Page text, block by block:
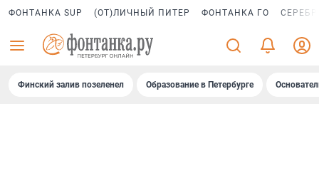
ФОНТАНКА SUP (ОТ)ЛИЧНЫЙ ПИТЕР ФОНТАНКА ГО
Финский залив позеленел Образование в Петербурге